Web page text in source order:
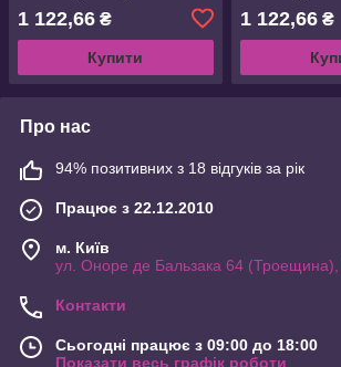
1 122,66 ₴
Купити
1 122,66₴
Про нас
94% позитивних з 18 відгуків за рік
Працює з 22.12.2010
м. Київ
ул. Оноре де Бальзака 64 (Троещина),
Контакти
Сьогодні працює з 09:00 до 18:00
Показати весь графік роботи